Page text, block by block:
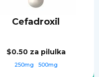
Cefadroxil
$0.50 za pilulka
250mg 500mg